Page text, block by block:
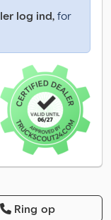
log ind,for
Ring op